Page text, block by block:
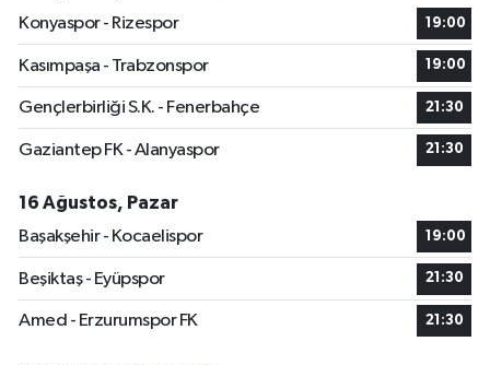
Konyaspor - Rizespor
19:00
Kasımpaşa - Trabzonspor 19:00
Gençlerbirliği S.K. - Fenerbahçe 21:30
Gaziantep FK - Alanyaspor 21:30
16 Ağustos, Pazar
Başakşehir - Kocaelispor
19:00
Beşiktaş - Eyüpspor 21:30
Amed - Erzurumspor FK 21:30